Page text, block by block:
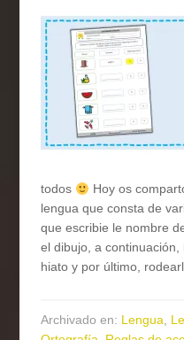
todos
Hoy os
lengua que consta de
que escribie le nombre
el dibujo, a
hiato y por último,
Archivado en: Lengua,